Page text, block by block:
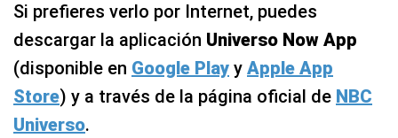
Si prefieres verlo por Internet, puedes
descargar la aplicación Universo Now App
(disponible en Google Play y Apple App
Store) y a través de la página oficial de NBC
Universo.